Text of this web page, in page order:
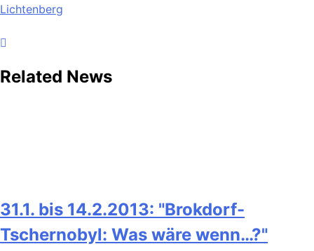
Lichtenberg
Related News
31.1. bis 14.2.2013: "Brokdorf-
Tschernobyl: Was wäre wenn…?"